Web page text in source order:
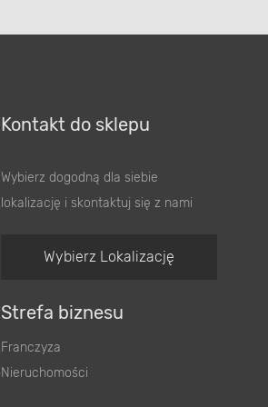
Kontakt do sklepu
Wybierz dogodną dla siebie
lokalizację i skontaktuj się z nami
Wybierz Lokalizację
Strefa biznesu
Franczyza
Nieruchomości